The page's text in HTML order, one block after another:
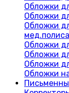
Обложки
Обложки
Обложки
мед.полиса
Обложки
Обложки
Обложки
Обложки